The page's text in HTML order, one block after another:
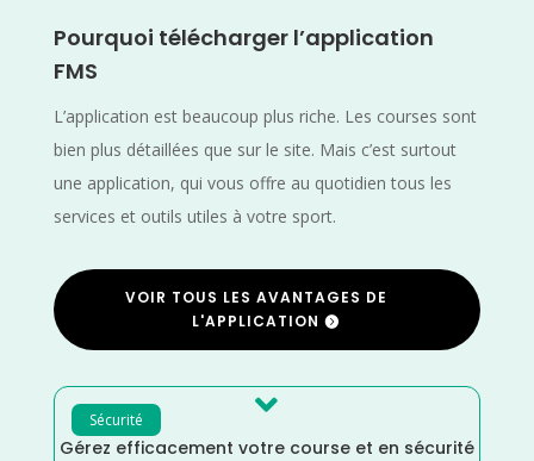
Pourquoi télécharger l’application
FMS
L’application est beaucoup plus riche. Les courses sont
bien plus détaillées que sur le site. Mais c’est surtout
une application, qui vous offre au quotidien tous les
services et outils utiles à votre sport.
VOIR TOUS LES AVANTAGES DE
L'APPLICATION
Sécurité 
Gérez efficacement votre course et en sécurité